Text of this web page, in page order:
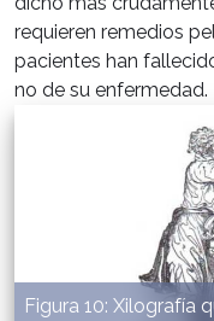
requieren remedios
pacientes han
no de su enfermedad.
Figura 10: Xilografía